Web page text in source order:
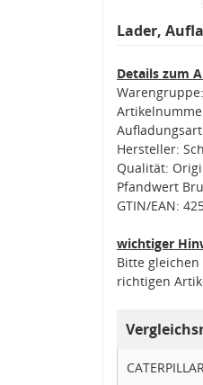
Lader,
Details zum
Hersteller:
Qualität:
Pfandwert
GTIN/EAN:
wichtiger
Bitte
richtigen